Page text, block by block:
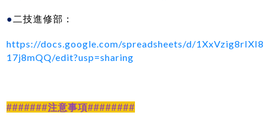
● 二技進修部：
https://docs.google.com/spreadsheets/d/
17j8mQQ/edit?usp=sharing
#######注意事項########